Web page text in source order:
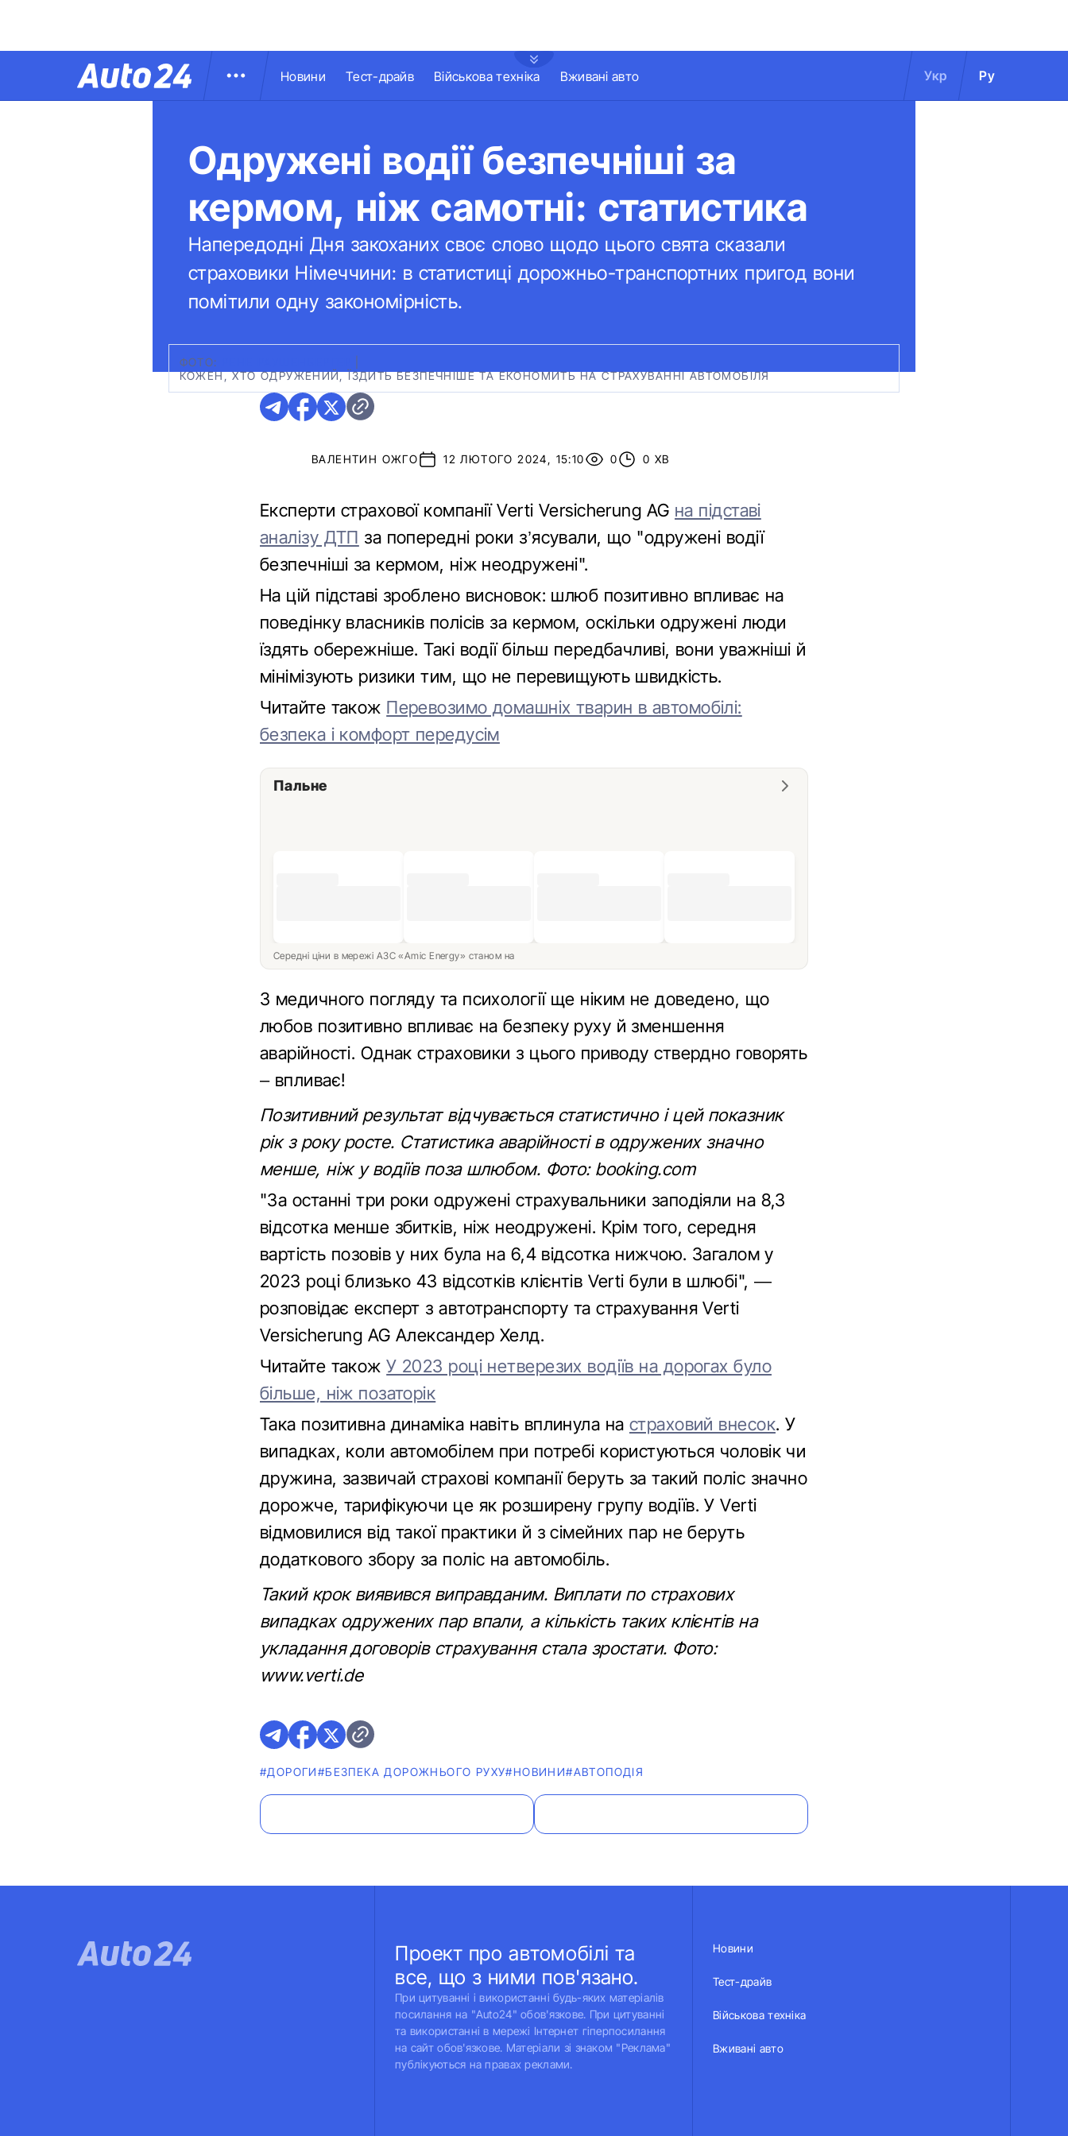
Новини Тест-драйв Військова техніка Вживані авто Укр Ру
Одружені водії безпечніші за
кермом, ніж самотні: статистика
Напередодні Дня закоханих своє слово щодо цього свята сказали
страховики Німеччини: в статистиці дорожньо-транспортних пригод вони
помітили одну закономірність.
ФОТО:
КОЖЕН, ХТО ОДРУЖЕНИЙ, ЇЗДИТЬ БЕЗПЕЧНІШЕ ТА ЕКОНОМИТЬ НА СТРАХУВАННІ АВТОМОБІЛЯ
ВАЛЕНТИН ОЖГО 12 ЛЮТОГО 2024, 15:10 0 0 ХВ
Експерти страхової компанії Verti Versicherung AG на підставі
аналізу ДТП за попередні роки з’ясували, що "одружені водії
безпечніші за кермом, ніж неодружені".
На цій підставі зроблено висновок: шлюб позитивно впливає на
поведінку власників полісів за кермом, оскільки одружені люди
їздять обережніше. Такі водії більш передбачливі, вони уважніші й
мінімізують ризики тим, що не перевищують швидкість.
Читайте також Перевозимо домашніх тварин в автомобілі:
безпека і комфорт передусім
Пальне
Середні ціни в мережі АЗС «Amic Energy» станом на
З медичного погляду та психології ще ніким не доведено, що
любов позитивно впливає на безпеку руху й зменшення
аварійності. Однак страховики з цього приводу ствердно говорять
– впливає!
Позитивний результат відчувається статистично і цей показник
рік з року росте. Статистика аварійності в одружених значно
менше, ніж у водіїв поза шлюбом. Фото: booking.com
"За останні три роки одружені страхувальники заподіяли на 8,3
відсотка менше збитків, ніж неодружені. Крім того, середня
вартість позовів у них була на 6,4 відсотка нижчою. Загалом у
2023 році близько 43 відсотків клієнтів Verti були в шлюбі", —
розповідає експерт з автотранспорту та страхування Verti
Versicherung AG Александер Хелд.
Читайте такожУ 2023 році нетверезих водіїв на дорогах було
більше, ніж позаторік
Така позитивна динаміка навіть вплинула на страховий внесок. У
випадках, коли автомобілем при потребі користуються чоловік чи
дружина, зазвичай страхові компанії беруть за такий поліс значно
дорожче, тарифікуючи це як розширену групу водіїв. У Verti
відмовилися від такої практики й з сімейних пар не беруть
додаткового збору за поліс на автомобіль.
Такий крок виявився виправданим. Виплати по страхових
випадках одружених пар впали, а кількість таких клієнтів на
укладання договорів страхування стала зростати. Фото:
www.verti.de
#ДОРОГИ#БЕЗПЕКА ДОРОЖНЬОГО РУХУ#НОВИНИ#АВТОПОДІЯ
Проект про автомобілі та
все, що з ними пов'язано.
При цитуванні і використанні будь-яких матеріалів
посилання на "Auto24" обов'язкове. При цитуванні
та використанні в мережі Інтернет гіперпосилання
на сайт обов'язкове. Матеріали зі знаком "Реклама"
публікуються на правах реклами.
Новини
Тест-драйв
Військова техніка
Вживані авто